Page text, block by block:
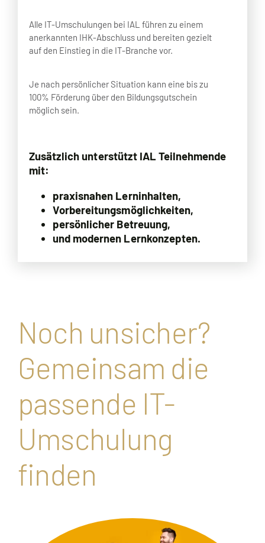
Alle IT-Umschulungen bei IAL führen zu einem
anerkannten IHK-Abschluss und bereiten gezielt
auf den Einstieg in die IT-Branche vor.
Je nach persönlicher Situation kann eine bis zu
100% Förderung über den Bildungsgutschein
möglich sein.
Zusätzlich unterstützt IAL Teilnehmende
mit:
praxisnahen Lerninhalten,
Vorbereitungsmöglichkeiten,
persönlicher Betreuung,
und modernen Lernkonzepten.
Noch unsicher?
Gemeinsam die
passende IT-
Umschulung
finden